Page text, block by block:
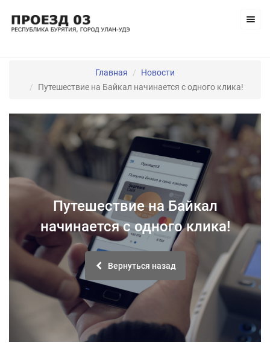
Главная
Новости
Путешествие на Байкал начинается с одного клика!
Путешествие на Байкал
начинается с одного клика!
Вернуться назад